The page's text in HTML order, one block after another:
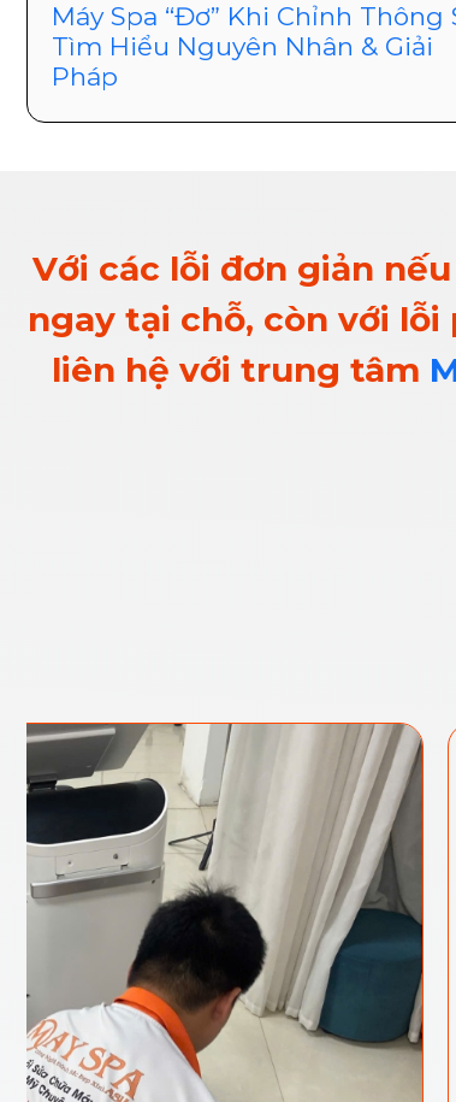
Máy Spa “Đơ” Khi Chỉnh Thông
Tìm Hiểu Nguyên Nhân & Giải
Pháp
Với các lỗi đơn giản
ngay tại chỗ, còn với
liên hệ với trung tâm